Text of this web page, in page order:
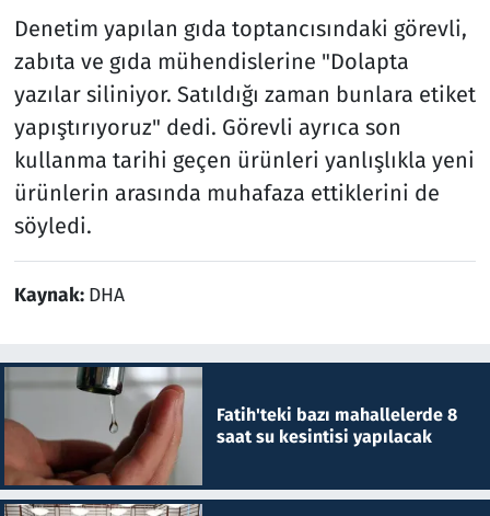
Denetim yapılan gıda toptancısındaki görevli,
zabıta ve gıda mühendislerine "Dolapta
yazılar siliniyor. Satıldığı zaman bunlara etiket
yapıştırıyoruz" dedi. Görevli ayrıca son
kullanma tarihi geçen ürünleri yanlışlıkla yeni
ürünlerin arasında muhafaza ettiklerini de
söyledi.
Kaynak: DHA
Fatih'teki bazı mahallelerde 8
saat su kesintisi yapılacak